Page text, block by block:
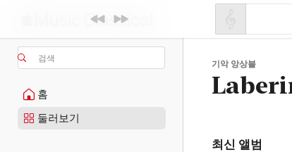
검색
홈
둘러보기
기악 앙상블
최신 앨범